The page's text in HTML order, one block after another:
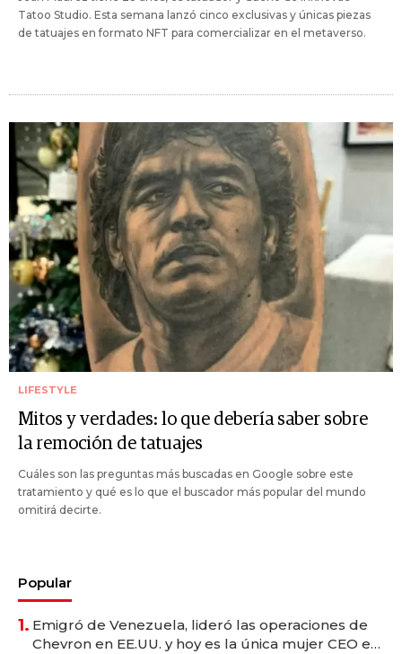
Tatoo Studio. Esta semana lanzó cinco exclusivas y únicas piezas
de tatuajes en formato NFT para comercializar en el metaverso.
LIFESTYLE
Mitos y verdades: lo que debería saber sobre
la remoción de tatuajes
Cuáles son las preguntas más buscadas en Google sobre este
tratamiento y qué es lo que el buscador más popular del mundo
omitirá decirte.
Popular
1. Emigró de Venezuela, lideró las operaciones de
Chevron en EE.UU. y hoy es la única mujer CEO en